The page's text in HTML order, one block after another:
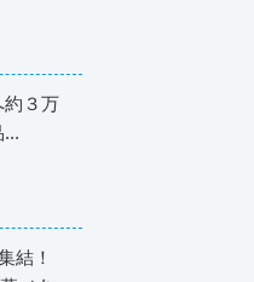
約３万
結！